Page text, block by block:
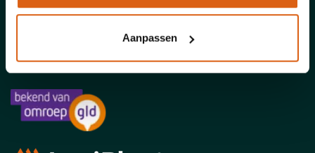
Aanpassen
ERVARINGEN VAN ANDEREN